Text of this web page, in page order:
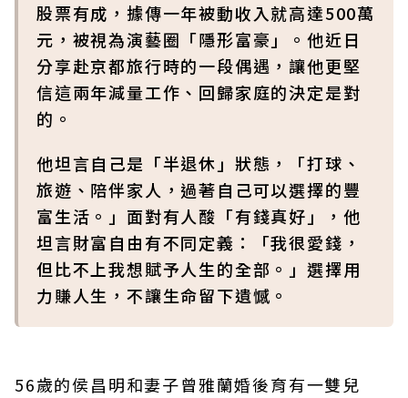
股票有成，據傳一年被動收入就高達500萬
元，被視為演藝圈「隱形富豪」。他近日
分享赴京都旅行時的一段偶遇，讓他更堅
信這兩年減量工作、回歸家庭的決定是對
的。
他坦言自己是「半退休」狀態，「打球、
旅遊、陪伴家人，過著自己可以選擇的豐
富生活。」面對有人酸「有錢真好」，他
坦言財富自由有不同定義：「我很愛錢，
但比不上我想賦予人生的全部。」選擇用
力賺人生，不讓生命留下遺憾。
56歲的侯昌明和妻子曾雅蘭婚後育有一雙兒